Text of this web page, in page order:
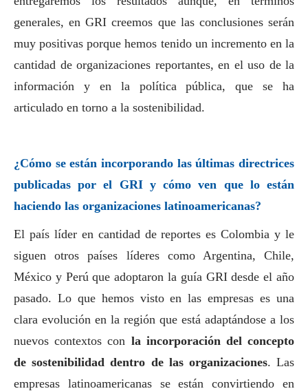
generales, en GRI creemos que las conclusiones serán
muy positivas porque hemos tenido un incremento en la
cantidad de organizaciones reportantes, en el uso de la
información y en la política pública, que se ha
articulado en torno a la sostenibilidad.
¿Cómo se están incorporando las últimas directrices
publicadas por el GRI y cómo ven que lo están
haciendo las organizaciones latinoamericanas?
El país líder en cantidad de reportes es Colombia y le
siguen otros países líderes como Argentina, Chile,
México y Perú que adoptaron la guía GRI desde el año
pasado. Lo que hemos visto en las empresas es una
clara evolución en la región que está adaptándose a los
nuevos contextos con la incorporación del concepto
de sostenibilidad dentro de las organizaciones. Las
empresas latinoamericanas se están convirtiendo en